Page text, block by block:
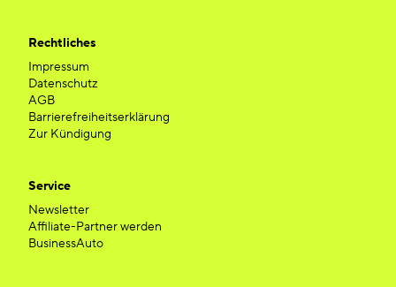
Rechtliches
Impressum
Datenschutz
AGB
Barrierefreiheitserklärung
Zur Kündigung
Service
Newsletter
Affiliate-Partner werden
BusinessAuto